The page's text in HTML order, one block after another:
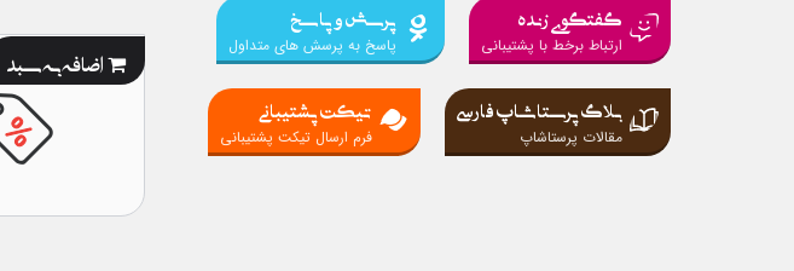
گفتگوی زنده
ارتباط برخط با پشتیبانی
پرسش و پاسخ
پاسخ به پرسش های متداول
بلاگ پرستاشاپ فارسی
مقالات پرستاشاپ
تیکت پشتیبانی
فرم ارسال تیکت پشتیبانی
اضافه به سبد